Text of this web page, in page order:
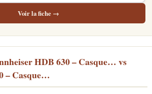
Voir la fiche →
HDB 630 – Casque… vs
– Casque…